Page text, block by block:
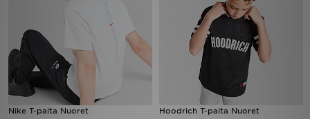
Nike T-paita Nuoret Hoodrich T-paita Nuoret